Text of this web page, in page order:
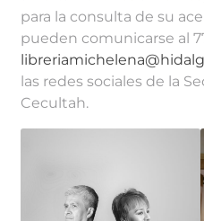
para la consulta de su
pueden comunicarse al
las redes sociales de la
Cecultah.